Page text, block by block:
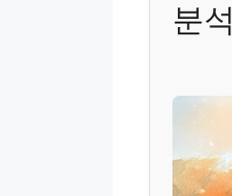
분석